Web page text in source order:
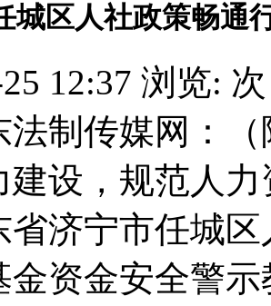
城区人社政策畅通
12:37 浏览: 次
传媒网：（
建设，规范人
省济宁市任城
金资金安全警